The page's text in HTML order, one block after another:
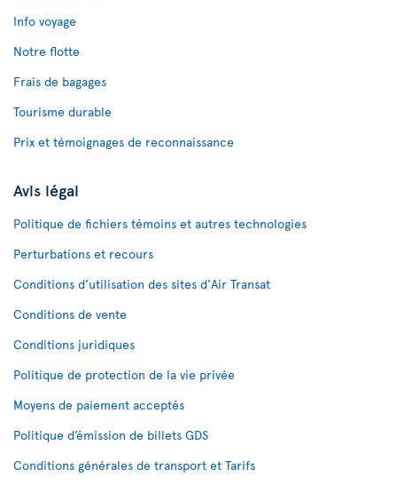
Info voyage
Notre flotte
Frais de bagages
Tourisme durable
Prix et témoignages de reconnaissance
Avis légal
Politique de fichiers témoins et autres technologies
Perturbations et recours
Conditions d’utilisation des sites d'Air Transat
Conditions de vente
Conditions juridiques
Politique de protection de la vie privée
Moyens de paiement acceptés
Politique d’émission de billets GDS
Conditions générales de transport et Tarifs